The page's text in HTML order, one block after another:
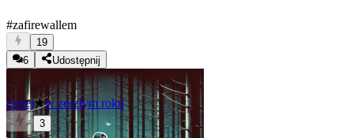
#zafirewallem
19
6
Udostępnij
ciszej★w zeszłym roku
3